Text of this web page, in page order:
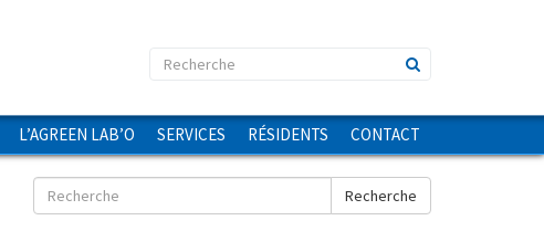
L’AGREEN LAB’O SERVICES RÉSIDENTS CONTACT
Recherche